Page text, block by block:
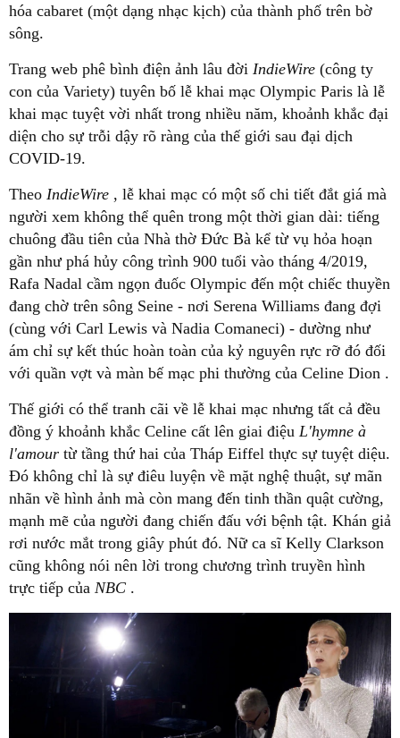
hóa cabaret (một dạng nhạc kịch) của thành phố trên bờ
sông.
Trang web phê bình điện ảnh lâu đời IndieWire (công ty
con của Variety) tuyên bố lễ khai mạc Olympic Paris là lễ
khai mạc tuyệt vời nhất trong nhiều năm, khoảnh khắc đại
diện cho sự trỗi dậy rõ ràng của thế giới sau đại dịch
COVID-19.
Theo IndieWire , lễ khai mạc có một số chi tiết đắt giá mà
người xem không thể quên trong một thời gian dài: tiếng
chuông đầu tiên của Nhà thờ Đức Bà kể từ vụ hỏa hoạn
gần như phá hủy công trình 900 tuổi vào tháng 4/2019,
Rafa Nadal cầm ngọn đuốc Olympic đến một chiếc thuyền
đang chờ trên sông Seine - nơi Serena Williams đang đợi
(cùng với Carl Lewis và Nadia Comaneci) - dường như
ám chỉ sự kết thúc hoàn toàn của kỷ nguyên rực rỡ đó đối
với quần vợt và màn bế mạc phi thường của Celine Dion .
Thế giới có thể tranh cãi về lễ khai mạc nhưng tất cả đều
đồng ý khoảnh khắc Celine cất lên giai điệu L'hymne à
l'amour từ tầng thứ hai của Tháp Eiffel thực sự tuyệt diệu.
Đó không chỉ là sự điêu luyện về mặt nghệ thuật, sự mãn
nhãn về hình ảnh mà còn mang đến tinh thần quật cường,
mạnh mẽ của người đang chiến đấu với bệnh tật. Khán giả
rơi nước mắt trong giây phút đó. Nữ ca sĩ Kelly Clarkson
cũng không nói nên lời trong chương trình truyền hình
trực tiếp của NBC .